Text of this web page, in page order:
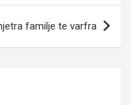
familje te varfra